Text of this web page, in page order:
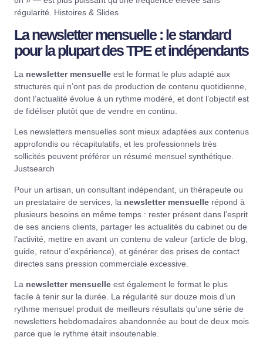
régularité. Histoires & Slides
La newsletter mensuelle : le standard
pour la plupart des TPE et indépendants
La newsletter mensuelle est le format le plus adapté aux
structures qui n’ont pas de production de contenu quotidienne,
dont l’actualité évolue à un rythme modéré, et dont l’objectif est
de fidéliser plutôt que de vendre en continu.
Les newsletters mensuelles sont mieux adaptées aux contenus
approfondis ou récapitulatifs, et les professionnels très
sollicités peuvent préférer un résumé mensuel synthétique.
Justsearch
Pour un artisan, un consultant indépendant, un thérapeute ou
un prestataire de services, la newsletter mensuelle répond à
plusieurs besoins en même temps : rester présent dans l’esprit
de ses anciens clients, partager les actualités du cabinet ou de
l’activité, mettre en avant un contenu de valeur (article de blog,
guide, retour d’expérience), et générer des prises de contact
directes sans pression commerciale excessive.
La newsletter mensuelle est également le format le plus
facile à tenir sur la durée. La régularité sur douze mois d’un
rythme mensuel produit de meilleurs résultats qu’une série de
newsletters hebdomadaires abandonnée au bout de deux mois
parce que le rythme était insoutenable.